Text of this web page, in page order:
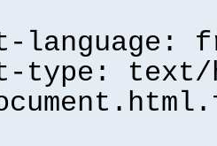
language:
type: text/